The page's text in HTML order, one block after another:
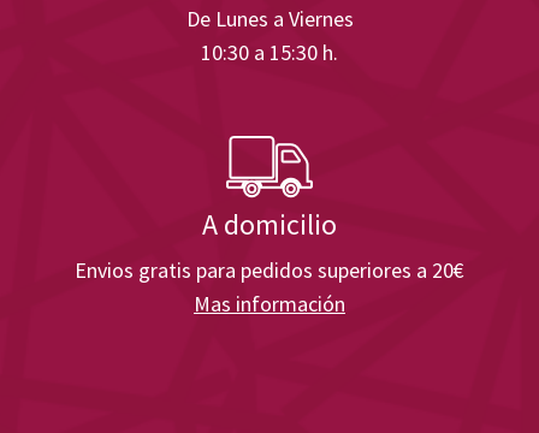
De Lunes a Viernes
10:30 a 15:30 h.
A domicilio
Envios gratis para pedidos superiores a 20€
Mas información